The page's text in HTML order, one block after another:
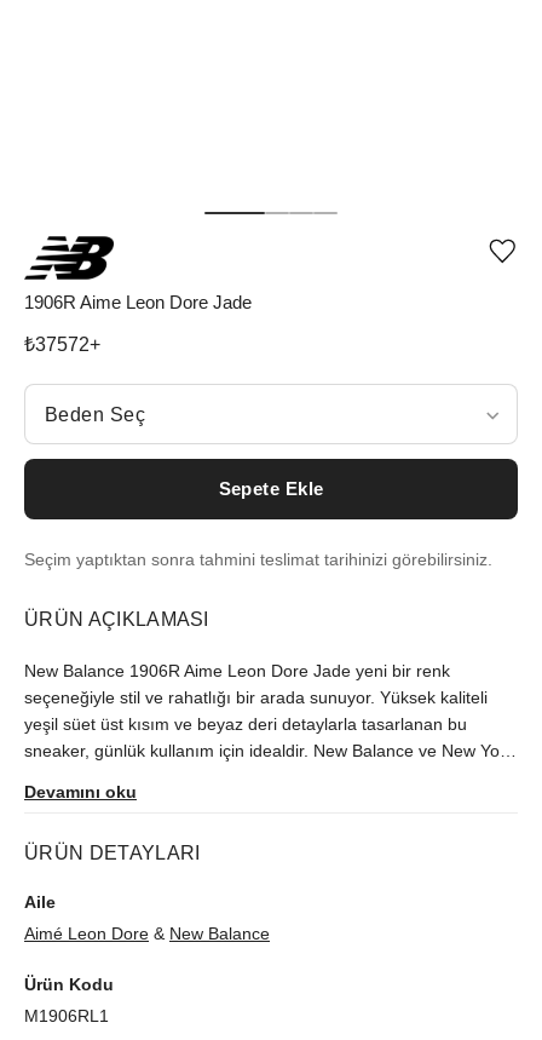
1906R Aime Leon Dore Jade
₺37572+
Beden Seç
Beden Seç
Sepete Ekle
Seçim yaptıktan sonra tahmini teslimat tarihinizi görebilirsiniz.
ÜRÜN AÇIKLAMASI
New Balance 1906R Aime Leon Dore Jade yeni bir renk
seçeneğiyle stil ve rahatlığı bir arada sunuyor. Yüksek kaliteli
yeşil süet üst kısım ve beyaz deri detaylarla tasarlanan bu
sneaker, günlük kullanım için idealdir. New Balance ve New York
Göz alıcı yeşil süet üst kısmı ve kontrast yaratan gum tabanı ile
Devamını oku
ÜRÜN DETAYLARI
Aile
Aimé Leon Dore & New Balance
Ürün Kodu
M1906RL1